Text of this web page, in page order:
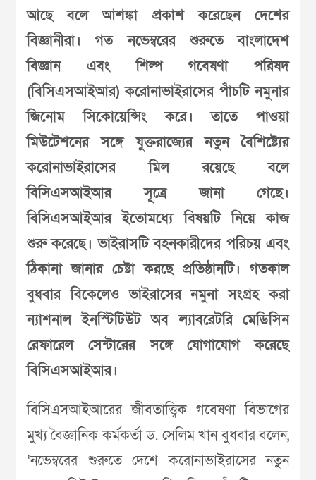
আছে বলে আশঙ্কা প্রকাশ করেছেন দেশের
বিজ্ঞানীরা। গত নভেম্বরের শুরুতে বাংলাদেশ
বিজ্ঞান এবং শিল্প গবেষণা পরিষদ
(বিসিএসআইআর) করোনাভাইরাসের পাঁচটি নমুনার
জিনোম সিকোয়েন্সিং করে। তাতে পাওয়া
মিউটেশনের সঙ্গে যুক্তরাজ্যের নতুন বৈশিষ্ট্যের
করোনাভাইরাসের মিল রয়েছে বলে
বিসিএসআইআর সূত্রে জানা গেছে।
বিসিএসআইআর ইতোমধ্যে বিষয়টি নিয়ে কাজ
শুরু করেছে। ভাইরাসটি বহনকারীদের পরিচয় এবং
ঠিকানা জানার চেষ্টা করছে প্রতিষ্ঠানটি। গতকাল
বুধবার বিকেলেও ভাইরাসের নমুনা সংগ্রহ করা
ন্যাশনাল ইনস্টিটিউট অব ল্যাবরেটরি মেডিসিন
রেফারেল সেন্টারের সঙ্গে যোগাযোগ করেছে
বিসিএসআইআর।
বিসিএসআইআরের জীবতাত্ত্বিক গবেষণা বিভাগের
মুখ্য বৈজ্ঞানিক কর্মকর্তা ড. সেলিম খান বুধবার বলেন,
‘নভেম্বরের শুরুতে দেশে করোনাভাইরাসের নতুন